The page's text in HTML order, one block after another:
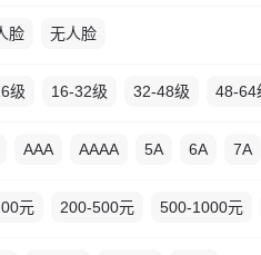
脸 无人脸
级 16-32级 32-48级 48-64
AAA AAAA 5A 6A 7A
元 200-500元 500-1000元